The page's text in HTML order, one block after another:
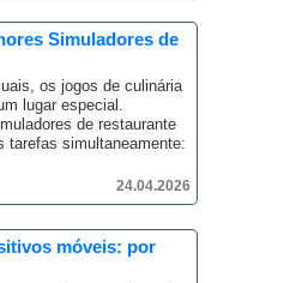
Simuladores de
os jogos de culinária
lugar especial.
de restaurante
tarefas simultaneamente:
24.04.2026
móveis: por